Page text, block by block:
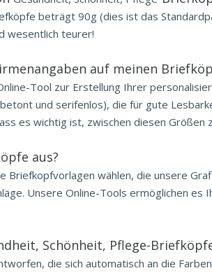
beträgt 90g (dies ist das
wesentlich teurer!
auf meinen
Tool zur Erstellung Ihrer
und serifenlos), die für gute
es wichtig ist, zwischen diesen
aus?
Briefkopfvorlagen wählen, die unsere
Unsere Online-Tools ermöglichen
Schönheit, Pflege-
die sich automatisch an die